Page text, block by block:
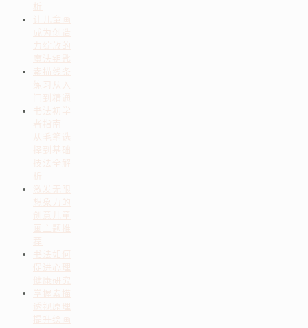
析
让儿童画
成为创造
力绽放的
魔法钥匙
素描线条
练习从入
门到精通
书法初学
者指南
从毛笔选
择到基础
技法全解
析
激发无限
想象力的
创意儿童
画主题推
荐
书法如何
促进心理
健康研究
掌握素描
透视原理
提升绘画